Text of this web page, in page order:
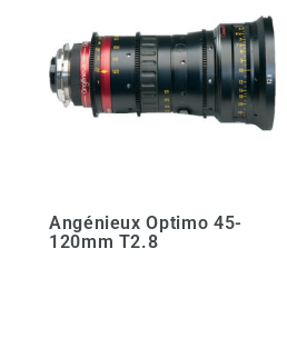
Angénieux Optimo 45-
120mm T2.8